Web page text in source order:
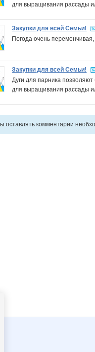
для выращивания рассады
Закупки для всей Семьи!
Погода очень
Закупки для всей Семьи!
Дуги для парника
для выращивания рассады
оставлять комментарии